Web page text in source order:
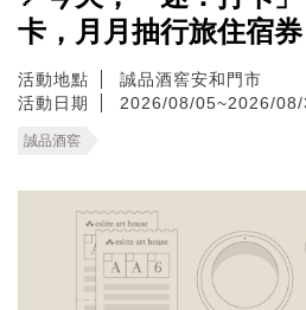
卡，月月抽行旅住宿券
活動地點
誠品酒窖安和門市
活動日期
2026/08/05~2026/08/
誠品酒窖